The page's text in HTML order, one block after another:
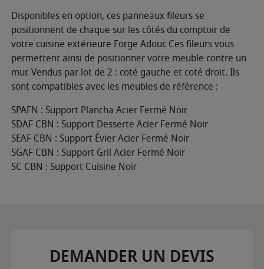
Disponibles en option, ces panneaux fileurs se
positionnent de chaque sur les côtés du comptoir de
votre cuisine extérieure Forge Adour. Ces fileurs vous
permettent ainsi de positionner votre meuble contre un
mur. Vendus par lot de 2 : coté gauche et coté droit. Ils
sont compatibles avec les meubles de référence :
SPAFN : Support Plancha Acier Fermé Noir
SDAF CBN : Support Desserte Acier Fermé Noir
SEAF CBN : Support Évier Acier Fermé Noir
SGAF CBN : Support Gril Acier Fermé Noir
SC CBN : Support Cuisine Noir
DEMANDER UN DEVIS